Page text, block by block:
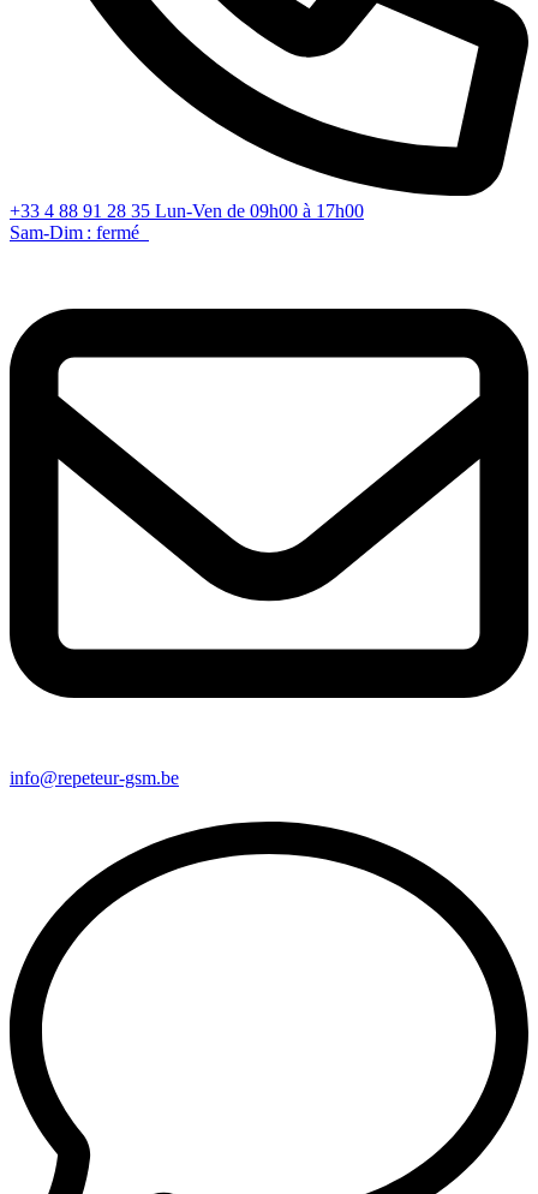
+33 4 88 91 28 35 Lun-Ven de 09h00 à 17h00
Sam-Dim : fermé
info@repeteur-gsm.be